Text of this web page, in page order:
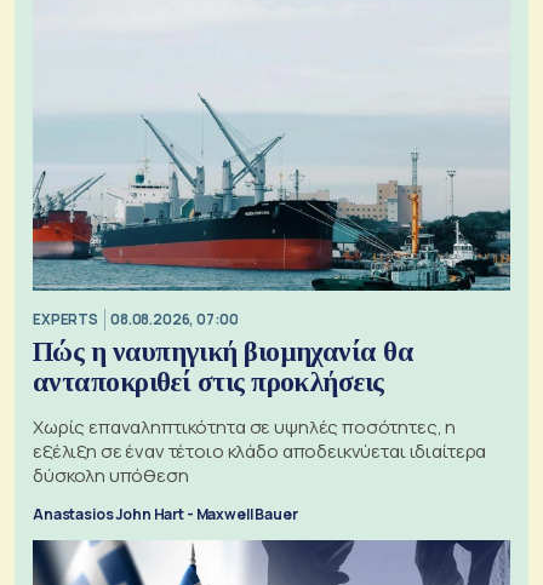
EXPERTS 08.08.2026, 07:00
Πώς η ναυπηγική βιομηχανία θα
ανταποκριθεί στις προκλήσεις
Χωρίς επαναληπτικότητα σε υψηλές ποσότητες, η
εξέλιξη σε έναν τέτοιο κλάδο αποδεικνύεται ιδιαίτερα
δύσκολη υπόθεση
Anastasios John Hart - Maxwell Bauer